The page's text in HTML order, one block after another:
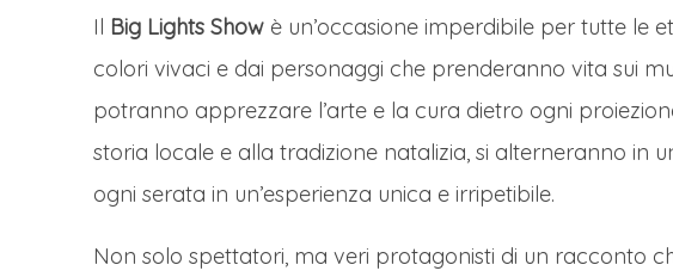
Il Big Lights Show è un’occasione imperdibile per tutte le
colori vivaci e dai personaggi che prenderanno vita sui
potranno apprezzare l’arte e la cura dietro ogni
storia locale e alla tradizione natalizia, si alterneranno in
ogni serata in un’esperienza unica e irripetibile.
Non solo spettatori, ma veri protagonisti di un racconto